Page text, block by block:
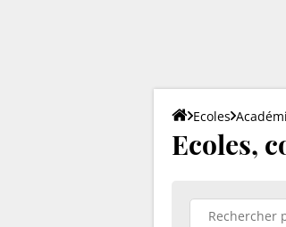
Ecoles
Ecoles,